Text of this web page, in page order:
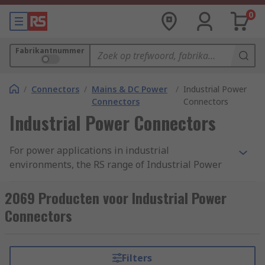
0
Fabrikantnummer
/ Connectors / Mains & DC Power
Connectors
/ Industrial Power
Connectors
Industrial Power Connectors
For power applications in industrial
environments, the RS range of Industrial Power
Typically supplied with excellent electrical
insulation, and complying with relevant
standards, these connectors are a safe and sure
voltage requirements.
2069 Producten voor Industrial Power
Connectors
Filters